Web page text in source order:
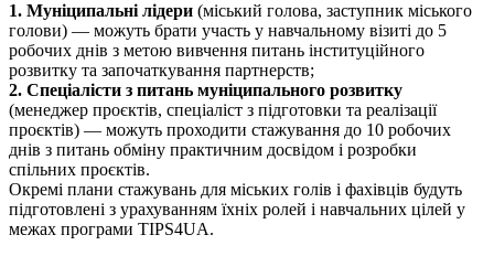
1. Муніципальні лідери (міський голова, заступник міського
голови) — можуть брати участь у навчальному візиті до 5
робочих днів з метою вивчення питань інституційного
розвитку та започаткування партнерств;
2. Спеціалісти з питань муніципального розвитку
(менеджер проєктів, спеціаліст з підготовки та реалізації
проєктів) — можуть проходити стажування до 10 робочих
днів з питань обміну практичним досвідом і розробки
спільних проєктів.
Окремі плани стажувань для міських голів і фахівців будуть
підготовлені з урахуванням їхніх ролей і навчальних цілей у
межах програми TIPS4UA.